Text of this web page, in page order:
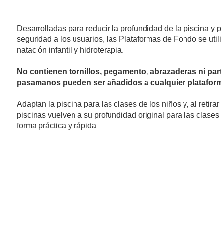
Desarrolladas para reducir la profundidad de la piscina y
seguridad a los usuarios, las Plataformas de Fondo se
natación infantil y hidroterapia.
No contienen tornillos, pegamento, abrazaderas ni
pasamanos pueden ser añadidos a cualquier
Adaptan la piscina para las clases de los niños y, al
piscinas vuelven a su profundidad original para las
forma práctica y rápida